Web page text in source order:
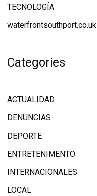
TECNOLOGÍA
waterfrontsouthport.co.uk
Categories
ACTUALIDAD
DENUNCIAS
DEPORTE
ENTRETENIMENTO
INTERNACIONALES
LOCAL